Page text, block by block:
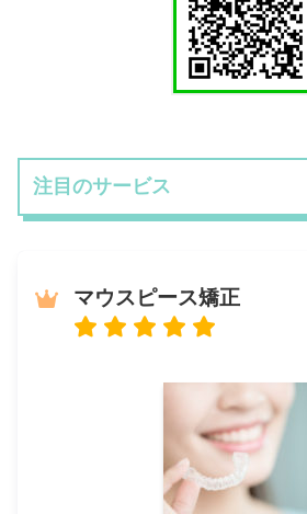
注目のサービス
マウスピース矯正